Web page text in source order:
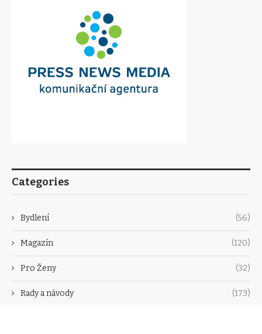
Categories
Bydlení (56)
Magazín (120)
Pro Ženy (32)
Rady a návody (173)